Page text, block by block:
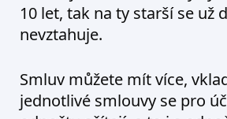
10 let, tak na ty starší se už
nevztahuje.
Smluv můžete mít více,
jednotlivé smlouvy se pro